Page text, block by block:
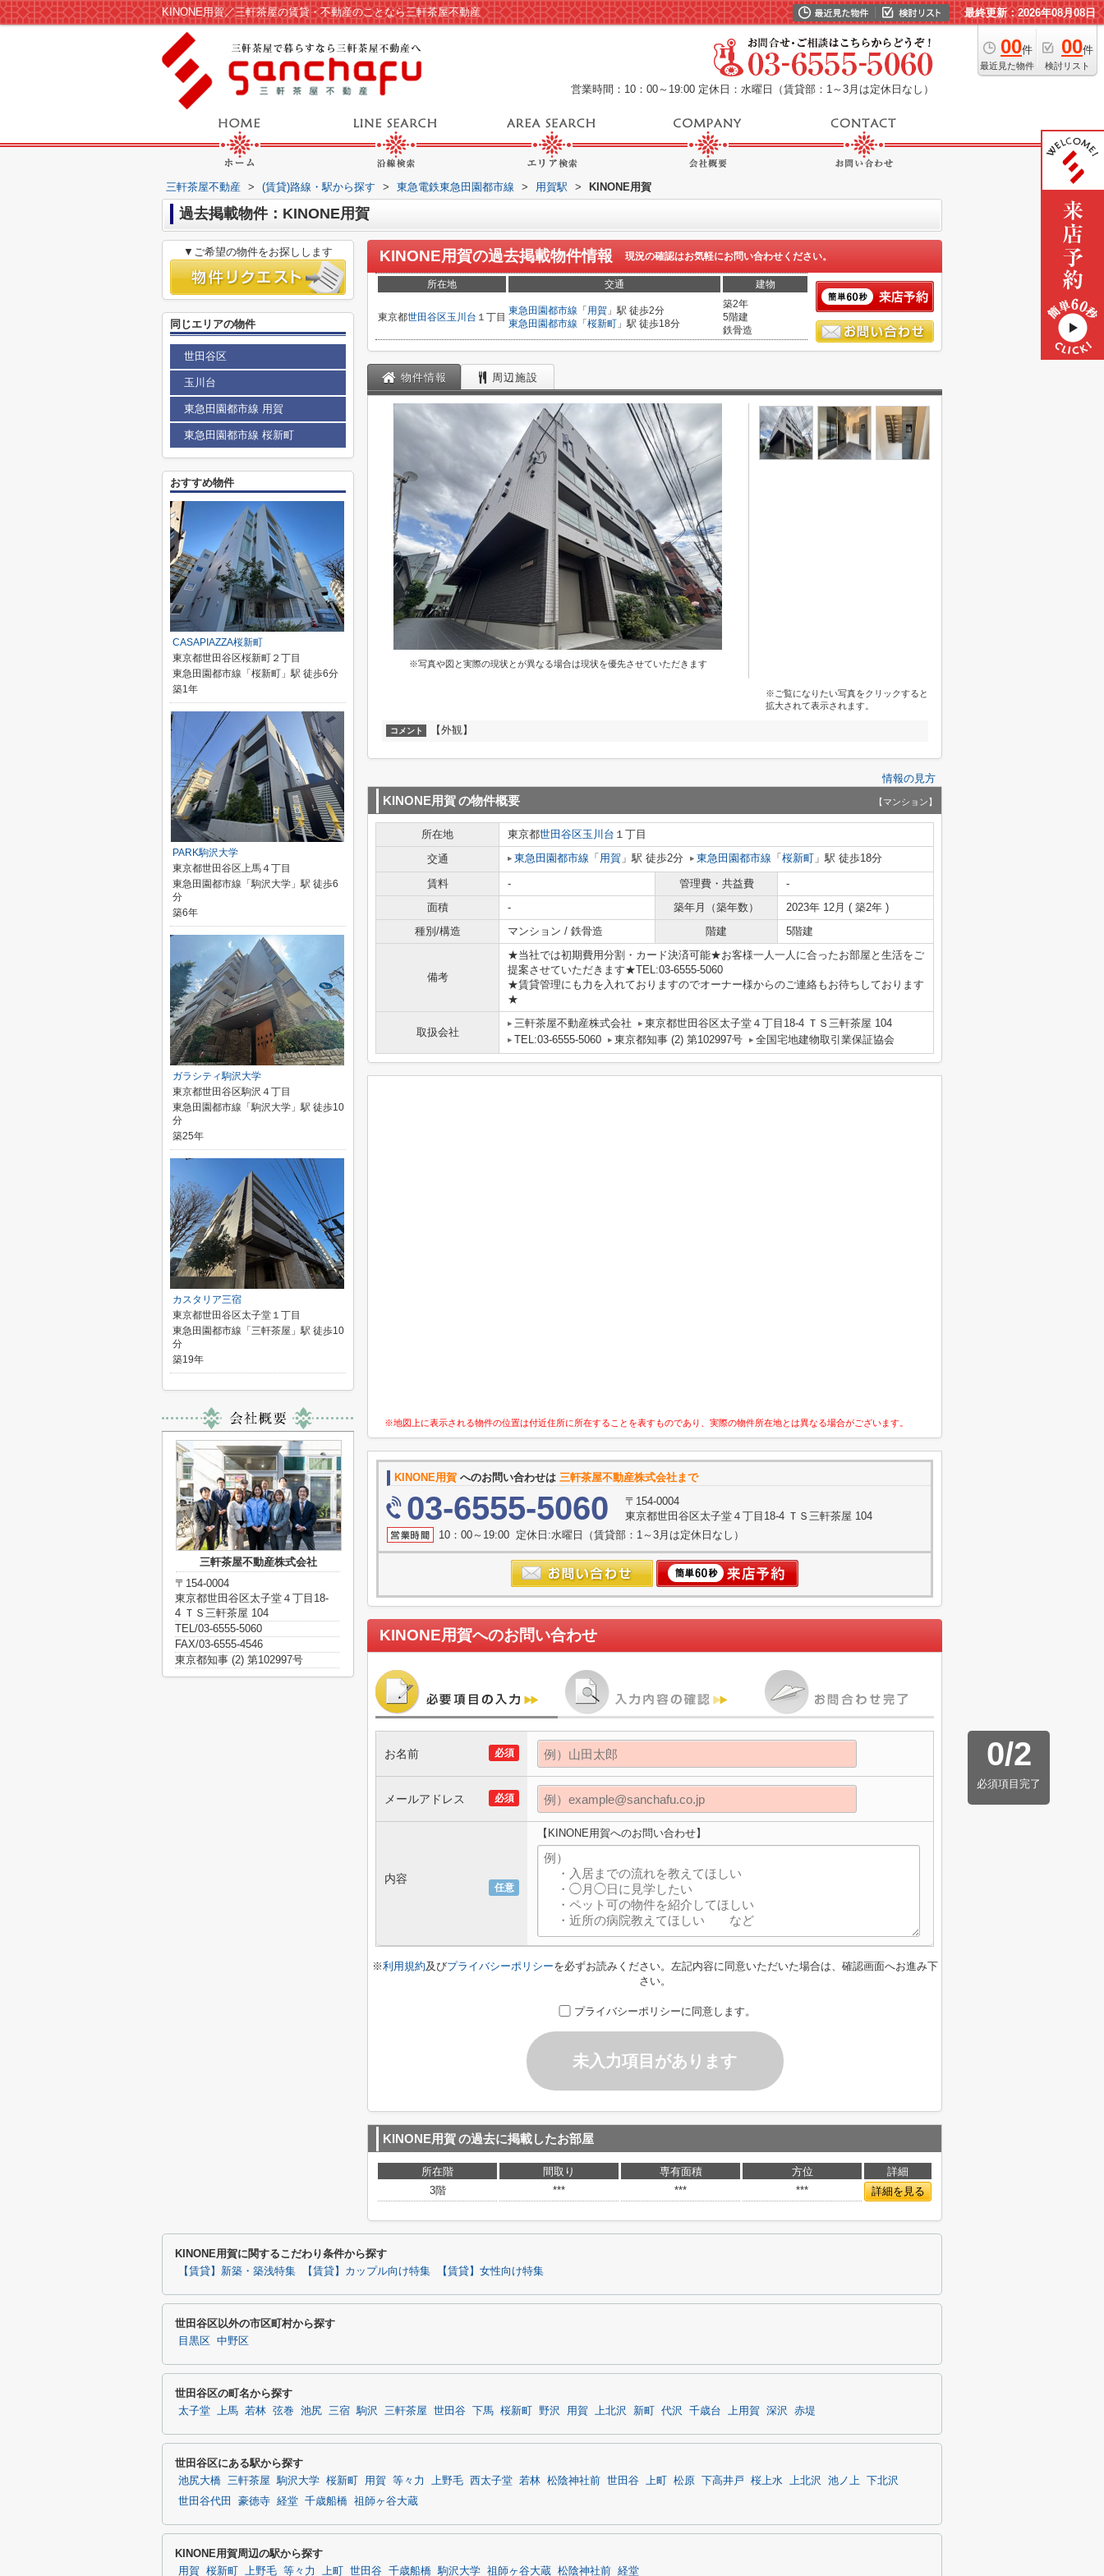
KINONE用賀／三軒茶屋の賃貸・不動産のことなら三軒茶屋不動産 最終更新：2026年08月08日
00件
最近見た物件
00件
検討リスト
営業時間：10：00～19:00 定休日：水曜日（賃貸部：1～3月は定休日なし）
三軒茶屋不動産 > (賃貸)路線・駅から探す > 東急電鉄東急田園都市線 > 用賀駅 > KINONE用賀
過去掲載物件：KINONE用賀
KINONE用賀の過去掲載物件情報 現況の確認はお気軽にお問い合わせください。
所在地 交通 建物
東京都世田谷区玉川台 １丁目
東急田園都市線 「 用賀 」駅 徒歩2分
東急田園都市線 「 桜新町 」駅 徒歩18分
築2年
5階建
鉄骨造
物件情報 周辺施設
※写真や図と実際の現状とが異なる場合は現状を優先させていただきます
※ご覧になりたい写真をクリックすると
拡大されて表示されます。
コメント 【外観】
情報の見方
KINONE用賀の物件概要 【マンション】
所在地 東京都世田谷区玉川台 １丁目
交通
東急田園都市線 「 用賀 」駅 徒歩2分 東急田園都市線 「 桜新町 」駅 徒歩18分
賃料 - 管理費・共益費
-
面積
- 築年月（築年数）
2023年 12月 ( 築2年 )
種別/構造
マンション / 鉄骨造 階建 5階建
備考
★当社では初期費用分割・カード決済可能★お客様一人一人に合ったお部屋と生活をご
提案させていただきます★TEL:03-6555-5060
★賃貸管理にも力を入れておりますのでオーナー様からのご連絡もお待ちしております
★
取扱会社
三軒茶屋不動産株式会社
東京都世田谷区太子堂４丁目18-4 ＴＳ三軒茶屋 104
TEL:03-6555-5060
東京都知事 (2) 第102997号 全国宅地建物取引業保証協会
※地図上に表示される物件の位置は付近住所に所在することを表すものであり、実際の物件所在地とは異なる場合がございます。
KINONE用賀 へのお問い合わせは 三軒茶屋不動産株式会社まで
03-6555-5060
〒154-0004
東京都世田谷区太子堂４丁目18-4 ＴＳ三軒茶屋 104
10：00～19:00 定休日:水曜日（賃貸部：1～3月は定休日なし）
KINONE用賀へのお問い合わせ
0/2
必須項目完了
必須
お名前
必須
メールアドレス
任意
内容
【KINONE用賀へのお問い合わせ】
※利用規約及びプライバシーポリシーを必ずお読みください。左記内容に同意いただいた場合は、確認画面へお進み下
さい。
プライバシーポリシーに同意します。
未入力項目があります
KINONE用賀の過去に掲載したお部屋
所在階 間取り 専有面積 方位
詳細
3階
*** *** *** 詳細を見る
▼ご希望の物件をお探しします
同じエリアの物件
世田谷区
玉川台
東急田園都市線 用賀
東急田園都市線 桜新町
おすすめ物件
CASAPIAZZA桜新町
東京都世田谷区桜新町２丁目
東急田園都市線「桜新町」駅 徒歩6分
築1年
PARK駒沢大学
東京都世田谷区上馬４丁目
東急田園都市線「駒沢大学」駅 徒歩6
分
築6年
ガラシティ駒沢大学
東京都世田谷区駒沢４丁目
東急田園都市線「駒沢大学」駅 徒歩10
分
築25年
カスタリア三宿
東京都世田谷区太子堂１丁目
東急田園都市線「三軒茶屋」駅 徒歩10
分
築19年
三軒茶屋不動産株式会社
〒154-0004
東京都世田谷区太子堂４丁目18-
4 ＴＳ三軒茶屋 104
TEL/03-6555-5060
FAX/03-6555-4546
東京都知事 (2) 第102997号
KINONE用賀に関するこだわり条件から探す
【賃貸】新築・築浅特集 【賃貸】カップル向け特集 【賃貸】女性向け特集
世田谷区以外の市区町村から探す
目黒区 中野区
世田谷区の町名から探す
太子堂 上馬 若林 弦巻 池尻 三宿 駒沢 三軒茶屋 世田谷 下馬 桜新町 野沢 用賀 上北沢 新町 代沢 千歳台 上用賀 深沢 赤堤
世田谷区にある駅から探す
池尻大橋 三軒茶屋 駒沢大学 桜新町 用賀 等々力 上野毛 西太子堂 若林 松陰神社前 世田谷 上町 松原 下高井戸 桜上水 上北沢 池ノ上
下北沢
世田谷代田
豪徳寺 経堂 千歳船橋 祖師ヶ谷大蔵
KINONE用賀周辺の駅から探す
用賀 桜新町 上野毛 等々力 上町 世田谷 千歳船橋 駒沢大学 祖師ヶ谷大蔵 松陰神社前 経堂